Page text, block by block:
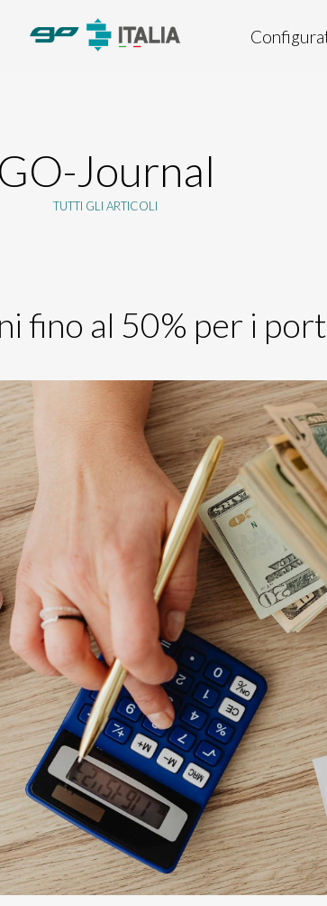
GO-Journal
TUTTI GLI ARTICOLI
fino al 50% per i